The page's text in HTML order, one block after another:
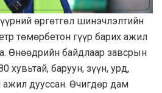
өргөтгөл шинэчлэлтийн
төмөрбетон гүүр барих ажил
Өнөөдрийн байдлаар завсрын
хувьтай, баруун, зүүн, урд,
дууссан. Өчигдөр дам